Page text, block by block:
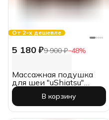
От 2-х дешевле
5 180 ₽9 900 ₽−48%
Массажная подушка
для шеи "uShiatsu"
медицинская, Gess
В корзину